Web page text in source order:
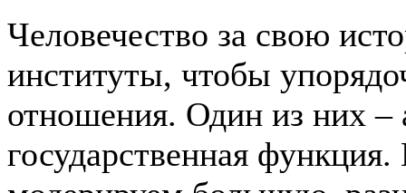
Человечество за свою
институты, чтобы
отношения. Один из них –
государственная